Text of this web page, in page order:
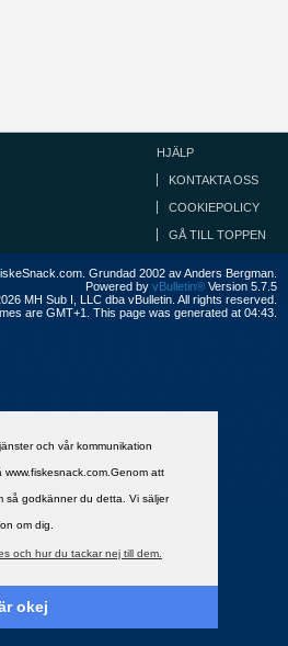
och vår kommunikation
www.fiskesnack.com.Genom att
så godkänner du detta. Vi säljer
om dig.
och hur du tackar nej till dem.
okej
HJÄLP
KONTAKTA OSS
COOKIEPOLICY
GÅ TILL TOPPEN
Grundad 2002 av Anders Bergman.
Powered by vBulletin® Version 5.7.5
MH Sub I, LLC dba vBulletin. All rights reserved.
are GMT+1. This page was generated at 04:43.